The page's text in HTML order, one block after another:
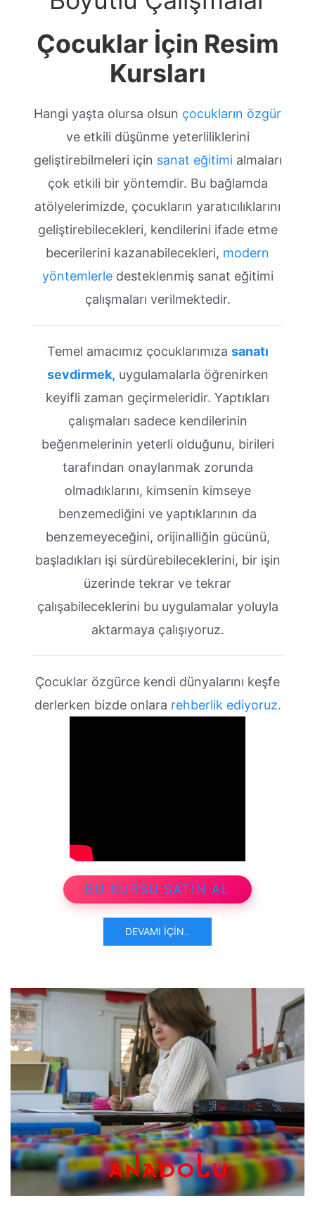
Çocuklar İçin Resim
Kursları
Hangi yaşta olursa olsun çocukların özgür
ve etkili düşünme yeterliliklerini
geliştirebilmeleri için sanat eğitimialmaları
çok etkili bir yöntemdir. Bu bağlamda
atölyelerimizde, çocukların yaratıcılıklarını
geliştirebilecekleri, kendilerini ifade etme
becerilerini kazanabilecekleri, modern
yöntemlerledesteklenmiş sanat eğitimi
çalışmaları verilmektedir.
Temel amacımız çocuklarımıza sanatı
sevdirmek, uygulamalarla öğrenirken
keyifli zaman geçirmeleridir. Yaptıkları
çalışmaları sadece kendilerinin
beğenmelerinin yeterli olduğunu, birileri
tarafından onaylanmak zorunda
olmadıklarını, kimsenin kimseye
benzemediğini ve yaptıklarının da
benzemeyeceğini, orijinalliğin gücünü,
başladıkları işi sürdürebileceklerini, bir işin
üzerinde tekrar ve tekrar
çalışabileceklerini bu uygulamalar yoluyla
aktarmaya çalışıyoruz.
Çocuklar özgürce kendi dünyalarını keşfe
derlerken bizde onlara rehberlik ediyoruz.
BU KURSU SATIN AL
DEVAMI İÇIN..